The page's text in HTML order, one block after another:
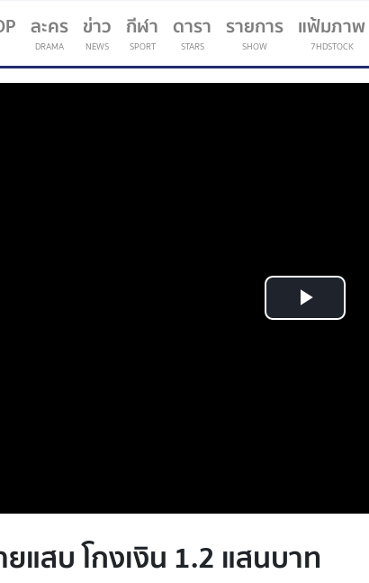
ละคร
DRAMA
ข่าว
NEWS
กีฬา
SPORT
(current)
ดารา
STARS
รายการ
SHOW
แฟ้มภาพ
7HDSTOCK
Play
แสบ โกงเงิน 1.2 แสนบาท